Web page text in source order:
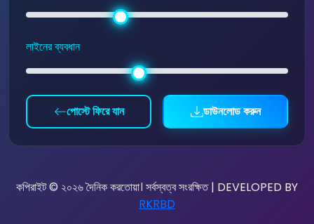
লাইনের ব্যবধান
পোস্টে ফিরে যান ডাউনলোড করুন
কপিরাইট © ২০২৬ দৈনিক করতোয়া। সর্বস্বত্ব সংরক্ষিত | DEVELOPED BY
RKRBD